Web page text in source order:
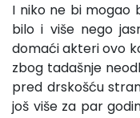
I niko ne bi mogao
bilo i više nego
domaći akteri ovo
zbog tadašnje
pred drskošću
još više za par